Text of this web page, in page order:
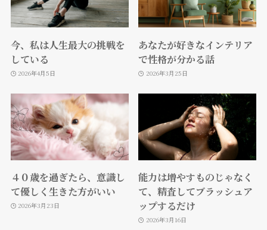
今、私は人生最大の挑戦を
している
2026年4月5日
あなたが好きなインテリア
で性格が分かる話
2026年3月25日
４０歳を過ぎたら、意識し
て優しく生きた方がいい
2026年3月23日
能力は増やすものじゃなく
て、精査してブラッシュア
ップするだけ
2026年3月16日